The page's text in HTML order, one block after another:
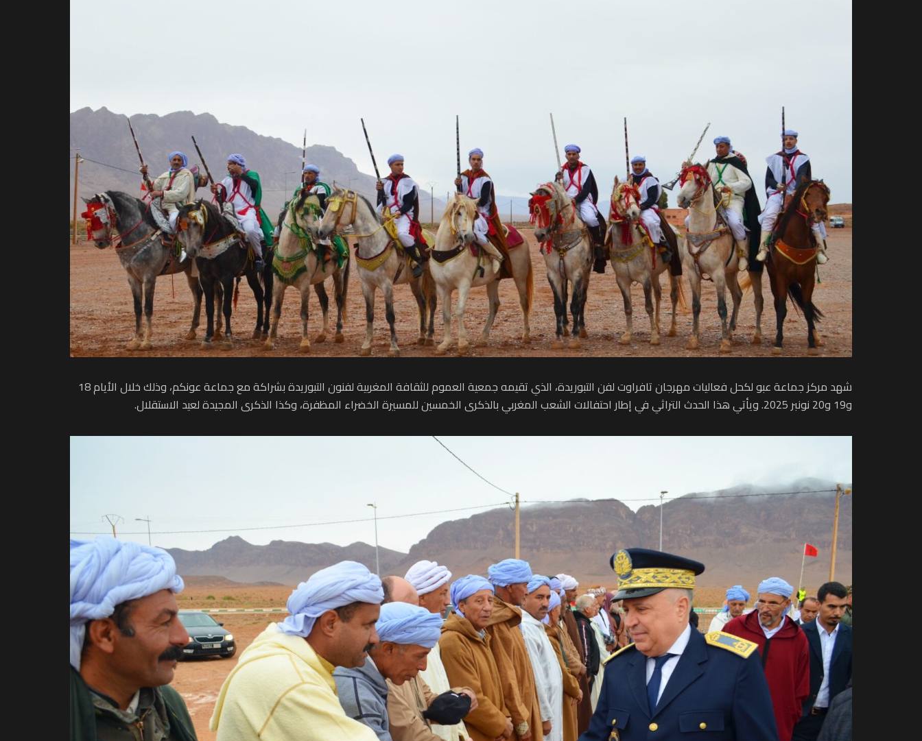
شهد مركز جماعة عبو لكحل فعاليات مهرجان تافراوت لفن التبوريدة، الذي تقيمه جمعية العموم للثقافة المغربية لفنون التبوريدة بشراكة مع جماعة عونكم، وذلك خلال الأيام 18
و19 و20 نونبر 2025. ويأتي هذا الحدث التراثي في إطار احتفالات الشعب المغربي بالذكرى الخمسين للمسيرة الخضراء المظفرة، وكذا الذكرى المجيدة لعيد الاستقلال.